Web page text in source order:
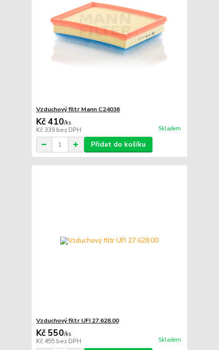
Vzduchový filtr Mann C24036
Kč 410/ks
Kč 339 bez DPH Skladem
Přidat do košíku
Vzduchový filtr UFI 27.628.00
Kč 550/ks
Kč 455 bez DPH Skladem